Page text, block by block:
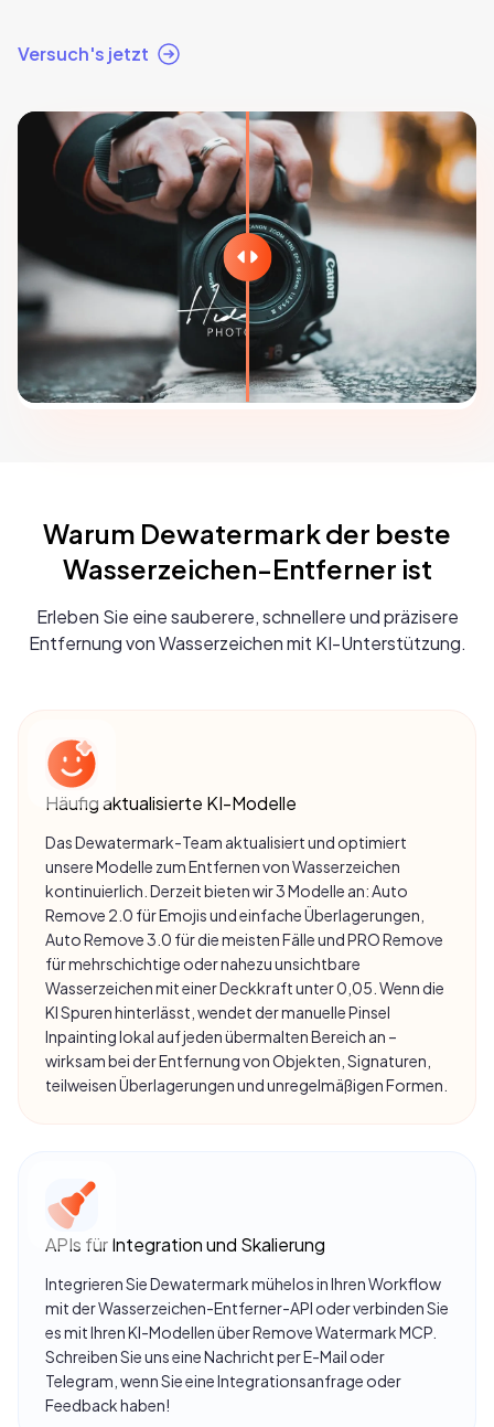
Versuch's jetzt
Warum Dewatermark der beste
Wasserzeichen-Entferner ist
Erleben Sie eine sauberere, schnellere und präzisere
Entfernung von Wasserzeichen mit KI-Unterstützung.
Häufig aktualisierte KI-Modelle
Das Dewatermark-Team aktualisiert und optimiert
unsere Modelle zum Entfernen von Wasserzeichen
kontinuierlich. Derzeit bieten wir 3 Modelle an: Auto
Remove 2.0 für Emojis und einfache Überlagerungen,
Auto Remove 3.0 für die meisten Fälle und PRO Remove
für mehrschichtige oder nahezu unsichtbare
Wasserzeichen mit einer Deckkraft unter 0,05. Wenn die
KI Spuren hinterlässt, wendet der manuelle Pinsel
Inpainting lokal auf jeden übermalten Bereich an –
wirksam bei der Entfernung von Objekten, Signaturen,
teilweisen Überlagerungen und unregelmäßigen Formen.
APIs für Integration und Skalierung
Integrieren Sie Dewatermark mühelos in Ihren Workflow
mit derWasserzeichen-Entferner-API oder verbinden Sie
es mit Ihren KI-Modellen überRemove Watermark MCP
Schreiben Sie uns eine Nachricht per E-Mail oder
Telegram, wenn Sie eine Integrationsanfrage oder
Feedback haben!
Ich muss normalerweise viele meiner eigenen Fotos
auf verschiedenen Plattformen wiederverwenden,
und dieses Tool war unglaublich hilfreich, um den